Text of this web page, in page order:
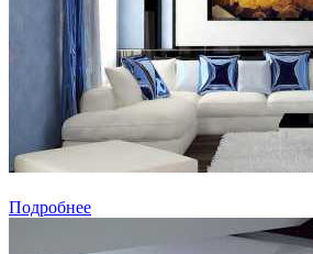
Подробнее